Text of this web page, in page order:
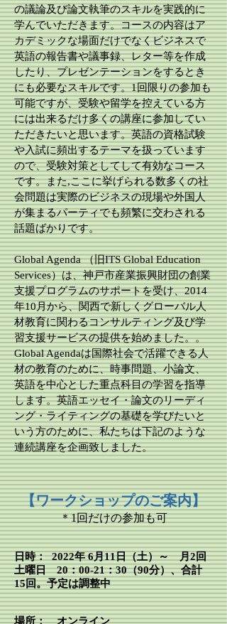
の議論及び論文執筆のスキルを実践的に
学んでいただきます。コースの内容はア
カデミックな場面だけでなくビジネスで
英語の報告書や議事録、レター等を作成
したり、プレゼンテーションをするとき
にも必要なスキルです。1回限りの参加も
可能ですが、受験や留学を控えている方
には出来るだけ多くの講座に参加してい
ただきたいと思います。英語の資格試験
や入試に頻出するテーマを扱っています
ので、受験対策としてして有効なコース
です。また,ここに挙げられる数多くの社
会問題は実際のビジネスの現場や外国人
が集まるパーティでも頻繁に交わされる
話題ばかりです。
Global Agenda （旧ITS Global Education
Services）は、神戸市産業振興財団の創業
支援プログラムのサポートを受け、2014
年10月から、関西で新しくグローバル人
材教育に関わるコンサルティング及び学
習支援サービスの提供を始めました。。
Global Agendaは国際社会で活躍できる人
材の教育のために、時事問題、小論文、
英語を中心とした重点科目の学習を指導
します。英語エッセイ・論文のリーディ
ング・ライティングの基礎を学びたいと
いう方のために、私たちは下記のような
連続講座を企画致しました。
【ワークショップのご案内】
＊1回だけの参加も可
日時：2022年 6月11日（土）～ 月2回
土曜日 20：00-21：30（90分）、合計
15回。予定は調整中
場所： オンライン